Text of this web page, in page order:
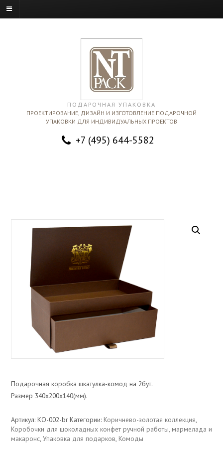
ПОДАРОЧНАЯ УПАКОВКА
ПРОЕКТИРОВАНИЕ, ДИЗАЙН И ИЗГОТОВЛЕНИЕ ПОДАРОЧНОЙ
УПАКОВКИ ДЛЯ ИНДИВИДУАЛЬНЫХ ПРОЕКТОВ
+7 (495) 644-5582
Подарочная коробка шкатулка-комод на 2бут.
Размер 340х200х140(мм).
Артикул: КО-002-br Категории: Коричнево-золотая коллекция,
Коробочки для шоколадных конфет ручной работы, мармелада и
макаронс, Упаковка для подарков, Комоды